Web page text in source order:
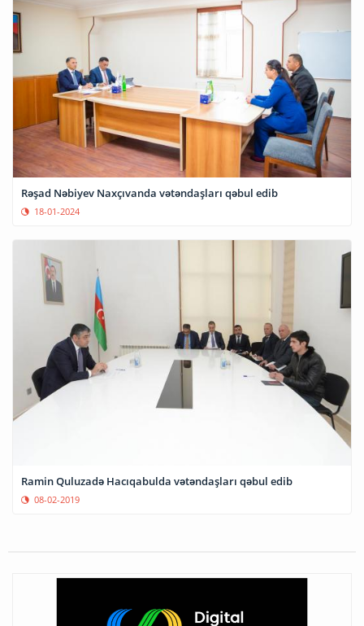
Rəşad Nəbiyev Naxçıvanda vətəndaşları qəbul edib
18-01-2024
Ramin Quluzadə Hacıqabulda vətəndaşları qəbul edib
08-02-2019